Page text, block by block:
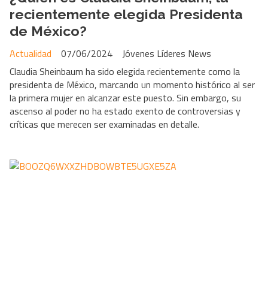
recientemente elegida Presidenta
de México?
Jóvenes Líderes News
Actualidad
07/06/2024
Claudia Sheinbaum ha sido elegida recientemente como la
presidenta de México, marcando un momento histórico al ser
la primera mujer en alcanzar este puesto. Sin embargo, su
ascenso al poder no ha estado exento de controversias y
críticas que merecen ser examinadas en detalle.